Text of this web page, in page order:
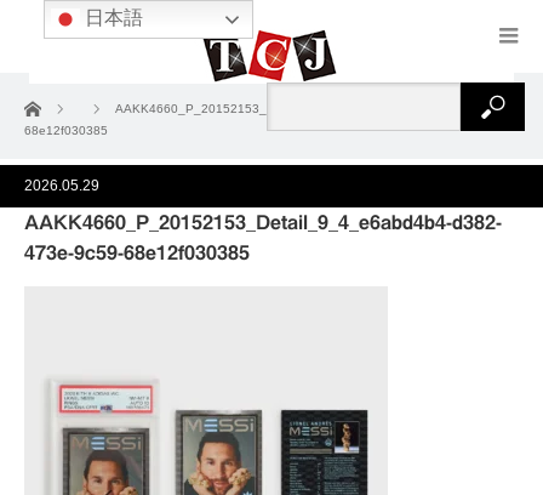
ホーム
AAKK4660_P_20152153_Detail_9_4_e6abd4b4-d382-473e-9c59-
68e12f030385
2026.05.29
AAKK4660_P_20152153_Detail_9_4_e6abd4b4-d382-
473e-9c59-68e12f030385
日本語